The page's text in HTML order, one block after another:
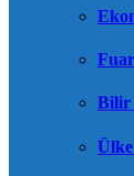
Bilir